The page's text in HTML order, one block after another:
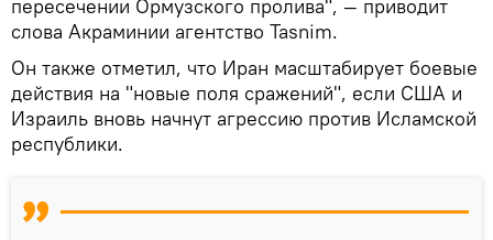
пересечении Ормузского пролива", — приводит
слова Акраминии агентство Tasnim.
Он также отметил, что Иран масштабирует боевые
действия на "новые поля сражений", если США и
Израиль вновь начнут агрессию против Исламской
республики.